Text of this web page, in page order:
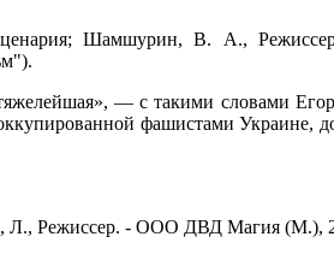
Шамшурин, В. А.,
— с такими словами
фашистами Украине,
Л., Режиссер. - ООО ДВД Магия (М.),